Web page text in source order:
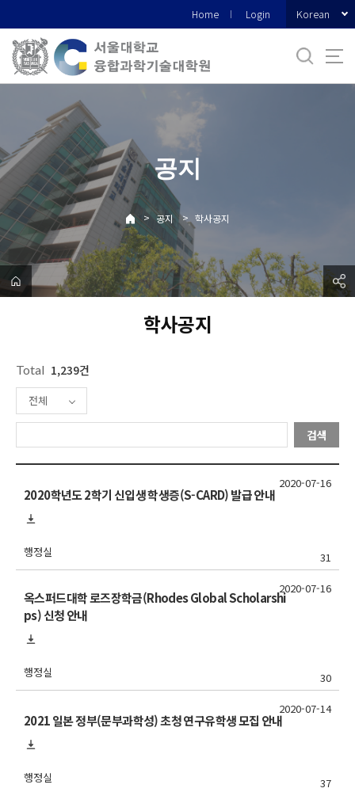
로
메
Home Login Korean
공지
> 공지 > 학사공지
학사공지
Total 1,239건
전체
검색
2020학년도 2학기 신입생 학생증(S-CARD) 발급 안내
행정실 31
2020-07-16
옥스퍼드대학 로즈장학금(Rhodes Global Scholarshi
ps) 신청 안내
행정실 30
2020-07-16
2021 일본 정부(문부과학성) 초청 연구유학생 모집 안내
행정실 37
2020-07-14